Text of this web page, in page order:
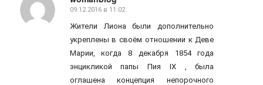
говорит:
09.12.2016 в 11:02
Жители Лиона были дополнительно
укреплены в своём отношении к Деве
Марии, когда 8 декабря 1854 года
энцикликой папы Пия IX , была
оглашена концепция непорочного